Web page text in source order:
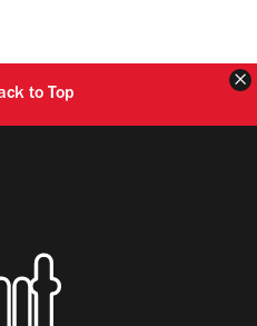
to Top